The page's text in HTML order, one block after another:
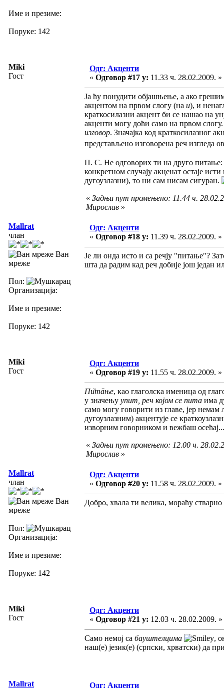
Име и презиме:
Поруке: 142
Miki
Гост
Одг: Акценти
« Одговор #17 у: 11.33 ч. 28.02.2009. »
Ја ћу понудити објашњење, а ако
акцентом на првом слогу (на и), и
краткосилазни акцент би се нашао на
акценти могу доћи само на првом
изговор. Значајка код краткосилазног
представљено изговорена реч изгледа
П. С. Не одговорих ти на друго питање:
конкретном случају акценат остаје
дугоузлазни), то ни сам нисам сигуран.
« Задњи пут промењено: 11.44 ч.
Мирослав »
Mallrat
члан
Ван
мреже
Пол:
Организација:
Име и презиме:
Поруке: 142
Одг: Акценти
« Одговор #18 у: 11.39 ч. 28.02.2009. »
Је ли онда исто и са речју "питање"?
шта да радим кад реч добије још један
Miki
Гост
Одг: Акценти
« Одговор #19 у: 11.55 ч. 28.02.2009. »
Пи̏тāње, као глаголска именица од
у значењу упит, реч којом се пита има
само могу говорити из главе, јер
дугоузлазним) акцентује се
изворним говорником и вежбаш
« Задњи пут промењено: 12.00 ч.
Мирослав »
Mallrat
члан
Ван
мреже
Пол:
Организација:
Име и презиме:
Поруке: 142
Одг: Акценти
« Одговор #20 у: 11.58 ч. 28.02.2009. »
Добро, хвала ти велика, мораћу
Miki
Гост
Одг: Акценти
« Одговор #21 у: 12.03 ч. 28.02.2009. »
Само немој са бауштелцима
,
наш(е) језик(е) (српски, хрватски) да
Mallrat Одг: Акценти